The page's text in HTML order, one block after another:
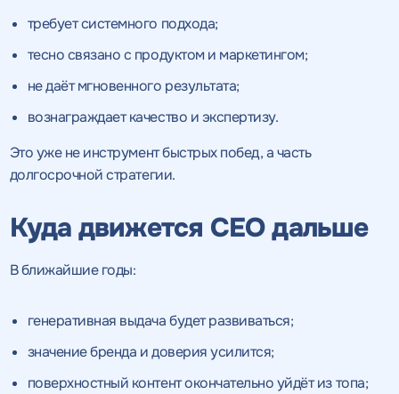
требует системного подхода;
тесно связано с продуктом и маркетингом;
не даёт мгновенного результата;
вознаграждает качество и экспертизу.
Это уже не инструмент быстрых побед, а часть
долгосрочной стратегии.
Куда движется СЕО дальше
В ближайшие годы:
генеративная выдача будет развиваться;
значение бренда и доверия усилится;
поверхностный контент окончательно уйдёт из топа;